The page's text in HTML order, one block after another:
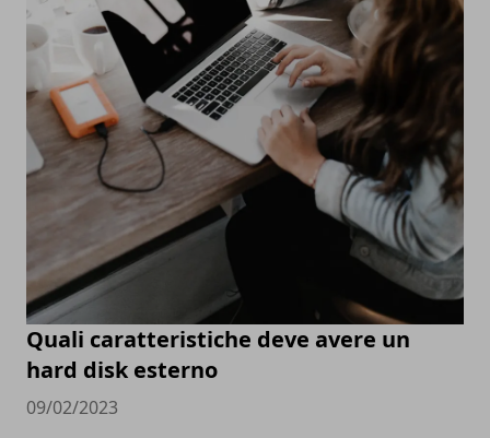
Quali caratteristiche deve avere un
hard disk esterno
09/02/2023